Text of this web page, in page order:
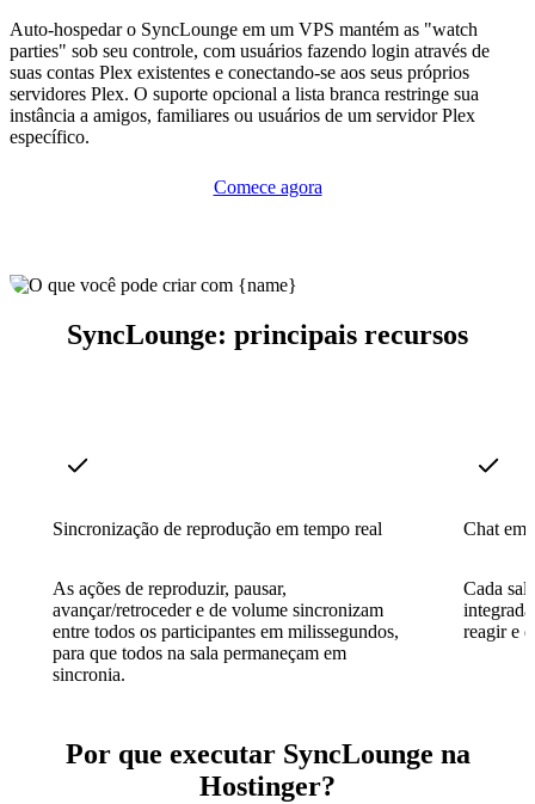
Auto-hospedar o SyncLounge em um VPS mantém as "watch
parties" sob seu controle, com usuários fazendo login através de
suas contas Plex existentes e conectando-se aos seus próprios
servidores Plex. O suporte opcional a lista branca restringe sua
instância a amigos, familiares ou usuários de um servidor Plex
específico.
Comece agora
SyncLounge: principais recursos
Sincronização de reprodução em tempo real
As ações de reproduzir, pausar,
avançar/retroceder e de volume sincronizam
entre todos os participantes em milissegundos,
para que todos na sala permaneçam em
sincronia.
Chat em
Cada
reagir e
Por que executar SyncLounge na
Hostinger?